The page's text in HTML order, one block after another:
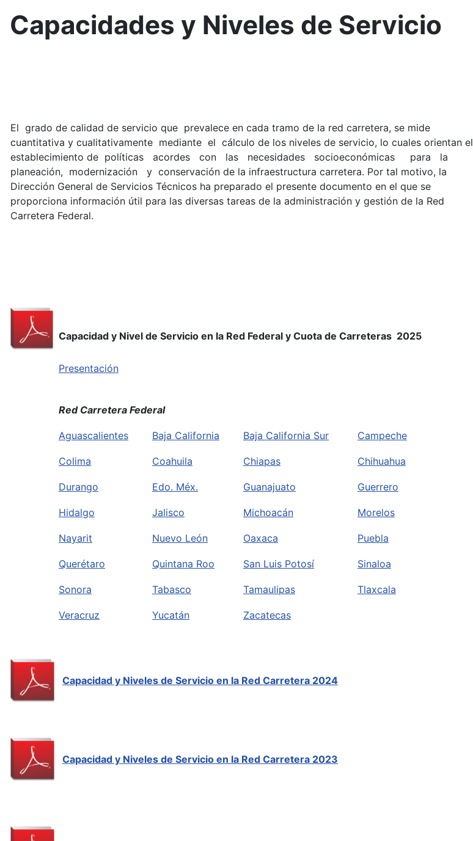
Capacidades y Niveles de Servicio
El grado de calidad de servicio que prevalece en cada tramo de la red carretera, se mide
cuantitativa y cualitativamente mediante el cálculo de los niveles de servicio, lo cuales orientan el
establecimiento de políticas acordes con las necesidades socioeconómicas para la
planeación, modernización y conservación de la infraestructura carretera. Por tal motivo, la
Dirección General de Servicios Técnicos ha preparado el presente documento en el que se
proporciona información útil para las diversas tareas de la administración y gestión de la Red
Carretera Federal.
Capacidad y Nivel de Servicio en la Red Federal y Cuota de Carreteras 2025
Presentación
Red Carretera Federal
Aguascalientes Baja California Baja California Sur Campeche
Colima Coahuila Chiapas Chihuahua
Durango Edo. Méx. Guanajuato Guerrero
Hidalgo Jalisco Michoacán Morelos
Nayarit Nuevo León Oaxaca Puebla
Querétaro Quintana Roo San Luis Potosí Sinaloa
Sonora Tabasco Tamaulipas Tlaxcala
Veracruz Yucatán Zacatecas
Capacidad y Niveles de Servicio en la Red Carretera 2024
Capacidad y Niveles de Servicio en la Red Carretera 2023